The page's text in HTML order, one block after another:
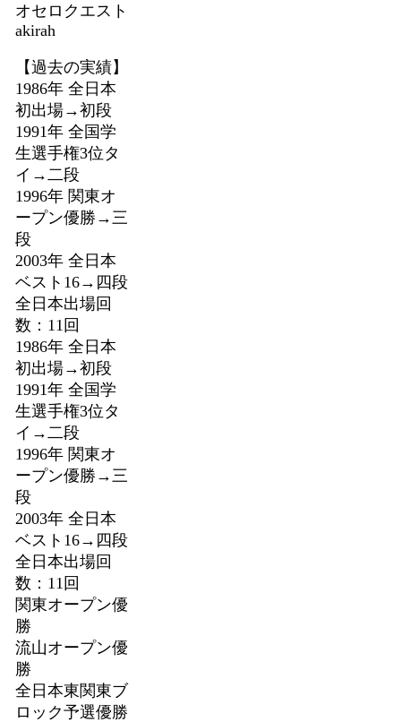
オセロクエスト
akirah
【過去の実績】
1986年 全日本
初出場→初段
1991年 全国学
生選手権3位タ
イ→二段
1996年 関東オ
ープン優勝→三
段
2003年 全日本
ベスト16→四段
全日本出場回
数：11回
1986年 全日本
初出場→初段
1991年 全国学
生選手権3位タ
イ→二段
1996年 関東オ
ープン優勝→三
段
2003年 全日本
ベスト16→四段
全日本出場回
数：11回
関東オープン優
勝
流山オープン優
勝
全日本東関東ブ
ロック予選優勝